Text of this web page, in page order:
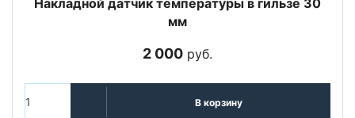
Накладной датчик температуры в гильзе 30
мм
2 000 руб.
В корзину